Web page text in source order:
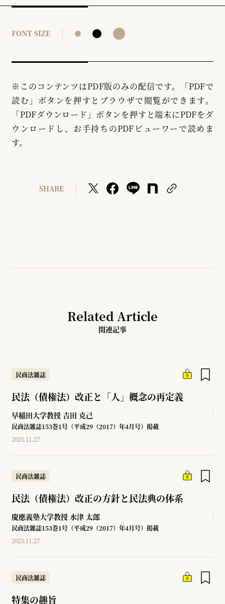
FONT SIZE
※このコンテンツはPDF版のみの配信です。「PDFで
読む」ボタンを押すとブラウザで閲覧ができます。
「PDFダウンロード」ボタンを押すと端末にPDFをダ
ウンロードし、お手持ちのPDFビューワーで読めま
す。
SHARE
Related Article
関連記事
民商法雑誌
民法（債権法）改正と「人」概念の再定義
早稲田大学教授 吉田 克己
民商法雑誌153巻1号（平成29（2017）年4月号）掲載
2023.11.27
民商法雑誌
民法（債権法）改正の方針と民法典の体系
慶應義塾大学教授 水津 太郎
民商法雑誌153巻1号（平成29（2017）年4月号）掲載
2023.11.27
民商法雑誌
特集の趣旨